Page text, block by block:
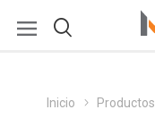
Inicio Productos